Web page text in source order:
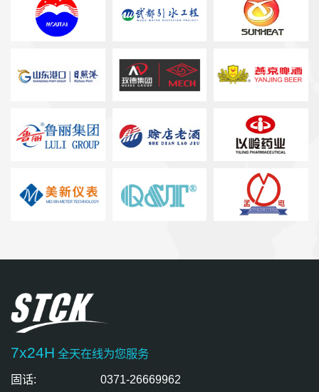
7x24H 全天在线为您服务
固话:
0371-26669962